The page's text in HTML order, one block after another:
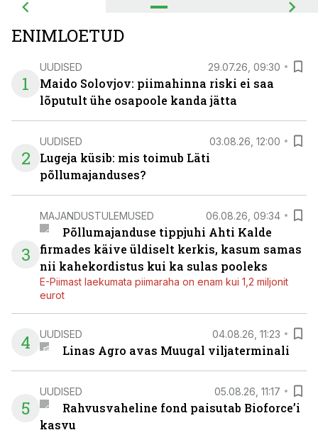
ENIMLOETUD
1
UUDISED 29.07.26, 09:30
Maido Solovjov: piimahinna riski ei saa
lõputult ühe osapoole kanda jätta
2
UUDISED 03.08.26, 12:00
Lugeja küsib: mis toimub Läti
põllumajanduses?
3
MAJANDUSTULEMUSED 06.08.26, 09:34
Põllumajanduse tippjuhi Ahti Kalde
firmades käive üldiselt kerkis, kasum samas
nii kahekordistus kui ka sulas pooleks
E-Piimast laekumata piimaraha on enam kui 1,2 miljonit
eurot
4 UUDISED 04.08.26, 11:23
Linas Agro avas Muugal viljaterminali
5
UUDISED 05.08.26, 11:17
Rahvusvaheline fond paisutab Bioforce’i
kasvu